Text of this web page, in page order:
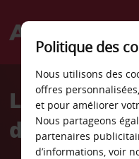
Welcome
AvisLocation
de Mar
Politique des
Nous utilisons des
offres
et pour améliorer
Nous partageons
partenaires
d’informations, voir